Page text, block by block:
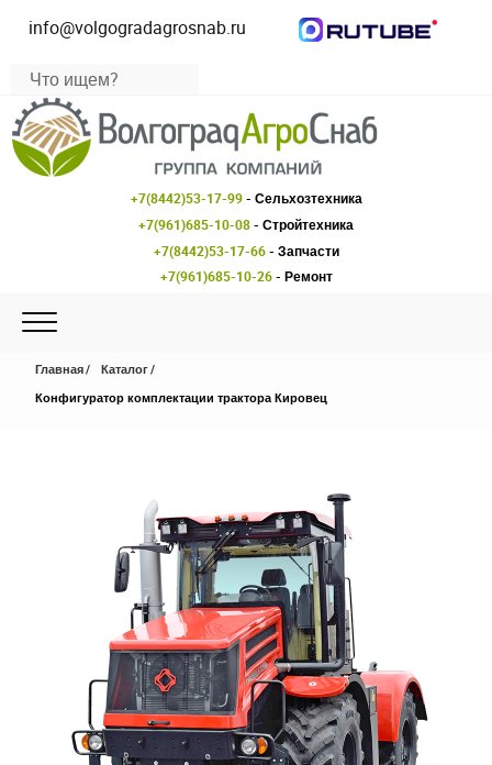
info@volgogradagrosnab.ru
+7(8442)53-17-99- Сельхозтехника
+7(961)685-10-08- Стройтехника
+7(8442)53-17-66- Запчасти
+7(961)685-10-26- Ремонт
Главная
Каталог
Конфигуратор комплектации трактора Кировец